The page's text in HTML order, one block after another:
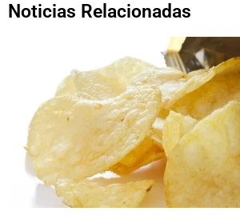
Noticias Relacionadas